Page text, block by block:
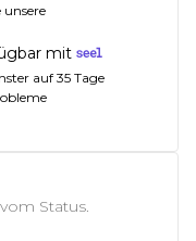
unsere
mit
auf 35 Tage
Status.